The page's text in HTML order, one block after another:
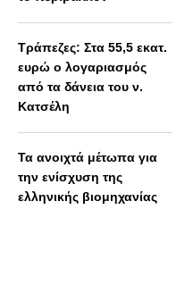
Τράπεζες: Στα 55,5 εκατ.
ευρώ ο λογαριασμός
από τα δάνεια του ν.
Κατσέλη
Τα ανοιχτά μέτωπα για
την ενίσχυση της
ελληνικής βιομηχανίας